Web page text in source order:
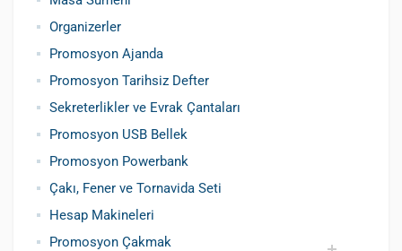
Organizerler
Promosyon Ajanda
Promosyon Tarihsiz Defter
Sekreterlikler ve Evrak Çantaları
Promosyon USB Bellek
Promosyon Powerbank
Çakı, Fener ve Tornavida Seti
Hesap Makineleri
Promosyon Çakmak